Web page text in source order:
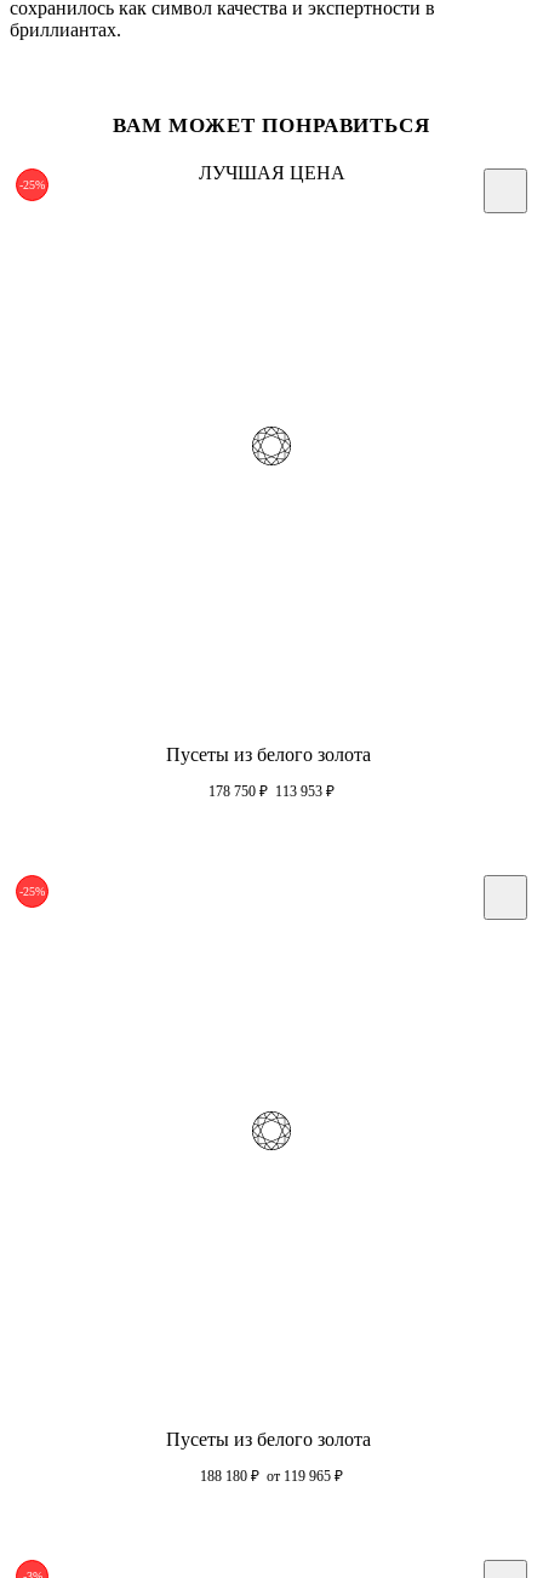
сохранилось как символ качества и экспертности в
бриллиантах.
ВАМ МОЖЕТ ПОНРАВИТЬСЯ
-25%
ЛУЧШАЯ ЦЕНА
Пусеты из белого золота
178 750 ₽ 113 953 ₽
-25%
Пусеты из белого золота
188 180 ₽ от 119 965 ₽